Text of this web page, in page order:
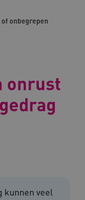
onbegrepen
onrust
kunnen veel